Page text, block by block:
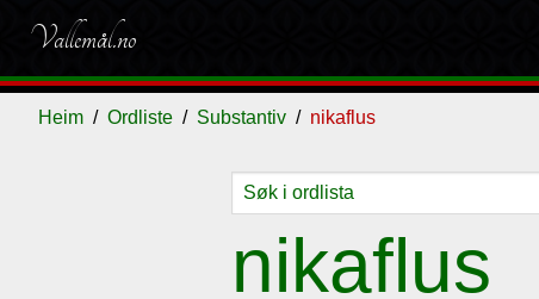
Vallemål.no
Heim Ordliste Substantiv nikaflus
nikaflus